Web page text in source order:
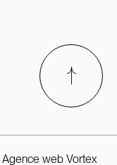
Agence web Vortex